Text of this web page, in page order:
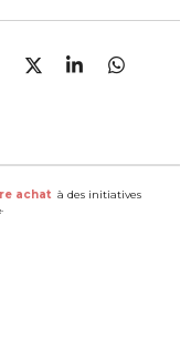
P
g
e
r
P
g
r
P
g
r
achat à des initiatives